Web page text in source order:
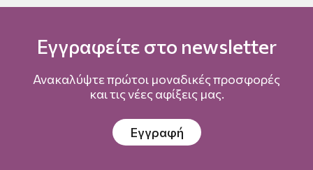
Εγγραφείτε στο newsletter
Ανακαλύψτε πρώτοι μοναδικές προσφορές
και τις νέες αφίξεις μας.
Εγγραφή